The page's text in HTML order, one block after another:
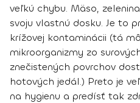
veľkú chybu. Mäso,
svoju vlastnú dosku. Je to
krížovej kontaminácii (tá
mikroorganizmy zo
znečistených povrchov
hotových jedál.) Preto je
na hygienu a predísť tak